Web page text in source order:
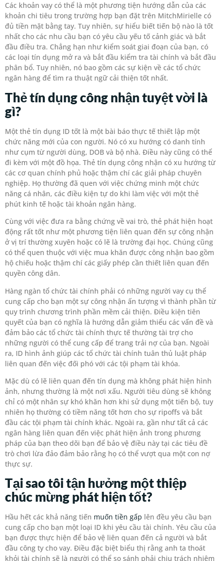
Các khoản vay có thể là một phương tiện hướng dẫn của các
khoản chi tiêu trong trường hợp bạn đặt trên MitchMirielle có
đủ tiền mặt bằng tay. Tuy nhiên, sự hiểu biết tiến bộ nào là tốt
nhất cho các nhu cầu bạn có yêu cầu yếu tố cảnh giác và bắt
đầu điều tra. Chẳng hạn như kiểm soát giai đoạn của bạn, có
các loại tín dụng mở ra và bắt đầu kiểm tra tài chính và bắt đầu
phân bổ. Tuy nhiên, nó bao gồm các sự kiện về các tổ chức
ngân hàng để tìm ra thuật ngữ cải thiện tốt nhất.
Thẻ tín dụng công nhận tuyệt vời là
gì?
Một thẻ tín dụng ID tốt là một bài báo thực tế thiết lập một
chức năng mới của con người. Nó có xu hướng có danh tính
như cụm từ người dùng, DOB và bộ nhà. Điều này cũng có thể
đi kèm với một đồ họa. Thẻ tín dụng công nhận có xu hướng từ
các cơ quan chính phủ hoặc thậm chí các giải pháp chuyên
nghiệp. Họ thường đã quen với việc chứng minh một chức
năng cá nhân, các điều kiện tự do khi làm việc với một thẻ
phút kinh tế hoặc tài khoản ngân hàng.
Cùng với việc đưa ra bằng chứng về vai trò, thẻ phát hiện hoạt
động rất tốt như một phương tiện liên quan đến sự công nhận
ở vị trí thường xuyên hoặc có lẽ là trường đại học. Chúng cũng
có thể quen thuộc với việc mua khăn được công nhận bao gồm
hộ chiếu hoặc thậm chí các giấy phép cần thiết liên quan đến
quyền công dân.
Hàng ngàn tổ chức tài chính phải có những người vay cụ thể
cung cấp cho bạn một sự công nhận ấn tượng vì thành phần từ
quy trình chương trình phần mềm cải thiện. Điều kiện tiên
quyết của bạn có nghĩa là hướng dẫn giảm thiểu các vấn đề và
đảm bảo các tổ chức tài chính thực tế thường tài trợ cho
những người có thể cung cấp để trang trải nợ của bạn. Ngoài
ra, ID hình ảnh giúp các tổ chức tài chính tuân thủ luật pháp
liên quan đến việc đối phó với các tội phạm tài khóa.
Mặc dù có lẽ liên quan đến tín dụng mà không phát hiện hình
ảnh, nhưng thường là một nơi xấu. Người tiêu dùng sẽ không
chỉ có một nhân sự khó khăn hơn khi sử dụng một tiến bộ, tuy
nhiên họ thường có tiềm năng tốt hơn cho sự ripoffs và bắt
đầu các tội phạm tài chính khác. Ngoài ra, gần như tất cả các
ngân hàng liên quan đến việc phát hiện ảnh trong phương
pháp của bạn theo dõi bạn để bảo vệ điều này tại các tiêu đề
trò chơi lừa đảo đảm bảo rằng họ có thể vượt qua một con nợ
thực sự.
Tại sao tôi tận hưởng một thiệp
chúc mừng phát hiện tốt?
Hầu hết các khả năng tiến muốn tiền gấp lên đều yêu cầu bạn
cung cấp cho bạn một loại ID khi yêu cầu tài chính. Yêu cầu của
bạn được thực hiện để bảo vệ liên quan đến cả người và bắt
đầu công ty cho vay. Điều đặc biệt biểu thị rằng anh ta thoát
khỏi tài chính sẽ là người có thể so sánh phải chịu trách nhiệm